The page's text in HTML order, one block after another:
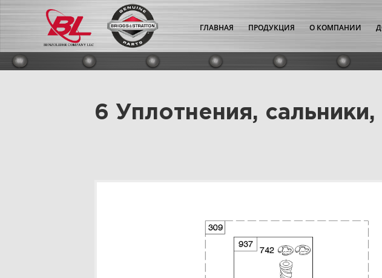
ГЛАВНАЯ ПРОДУКЦИЯ О КОМПАНИИ
6 Уплотнения,